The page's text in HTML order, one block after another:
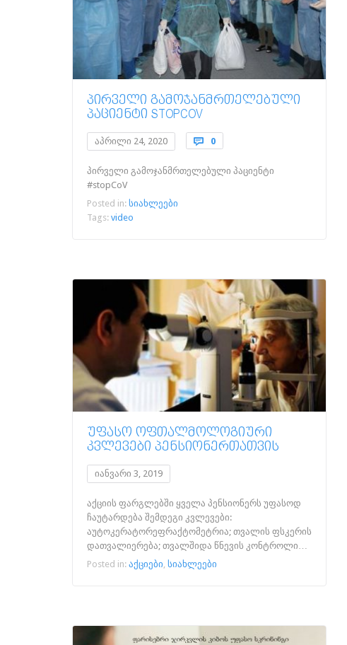
ᲞᲘᲠᲕᲔᲚᲘ ᲒᲐᲛᲝᲯᲐᲜᲛᲠᲗᲔᲚᲔᲑᲣᲚᲘ
ᲞᲐᲪᲘᲔᲜᲢᲘ STOPCOV
აპრილი 24, 2020  0Comments
პირველი გამოჯანმრთელებული პაციენტი
#stopCoV
Posted in: სიახლეები
Tags: video
ᲣᲤᲐᲡᲝ ᲝᲤᲗᲐᲚᲛᲝᲚᲝᲒᲘᲣᲠᲘ
ᲙᲕᲚᲔᲕᲔᲑᲘ ᲞᲔᲜᲡᲘᲝᲜᲔᲠᲗᲐᲗᲕᲘᲡ
იანვარი 3, 2019
აქციის ფარგლებში ყველა პენსიონერს უფასოდ
ჩაუტარდება შემდეგი კვლევები:
აუტოკერატორეფრაქტომეტრია; თვალის ფსკერის
დათვალიერება; თვალშიდა წნევის კონტროლი…
Posted in: აქციები, სიახლეები